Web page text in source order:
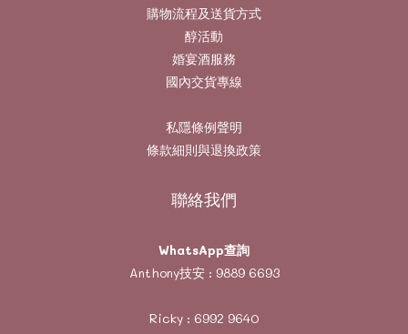
購物流程及送貨方式
醇活動
婚宴酒服務
國內交貨專線
私隱條例聲明
條款細則與退換政策
聯絡我們
WhatsApp查詢
Anthony技安 : 9889 6693
Ricky : 6992 9640